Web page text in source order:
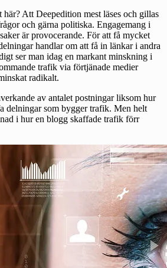
här? Att Deepedition mest läses och gillas
och gärna politiska. Engagemang i
är provocerande. För att få mycket
handlar om att få in länkar i andra
ser man idag en markant minskning i
trafik via förtjänade medier
radikalt.
av antalet postningar liksom hur
delningar som bygger trafik. Men helt
i hur en blogg skaffade trafik förr